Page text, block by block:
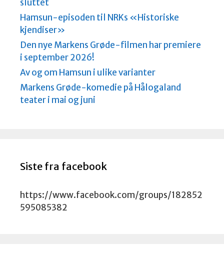
sluttet
Hamsun-episoden til NRKs «Historiske
kjendiser»
Den nye Markens Grøde-filmen har premiere
i september 2026!
Av og om Hamsun i ulike varianter
Markens Grøde-komedie på Hålogaland
teater i mai og juni
Siste fra facebook
https://www.facebook.com/groups/182852
595085382